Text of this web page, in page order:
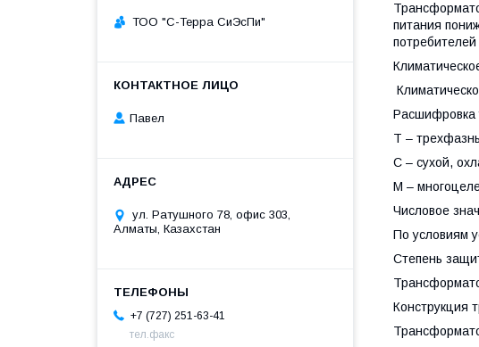
питания
Расшифровка
Т –
С – сухой,
М –
Числовое
По условиям
Степень
Конструкция
ТОО "С-Терра СиЭсПи"
Павел
ул. Ратушного 78, офис 303,
Алматы, Казахстан
+7 (727) 251-63-41
тел.факс